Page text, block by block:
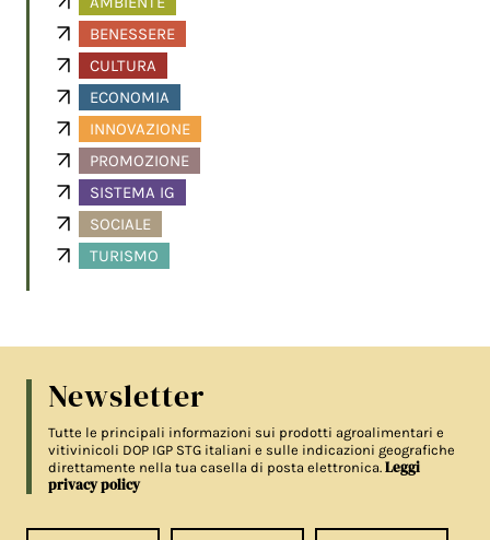
BENESSERE
CULTURA
ECONOMIA
INNOVAZIONE
PROMOZIONE
SISTEMA IG
SOCIALE
TURISMO
Newsletter
Tutte le principali informazioni sui prodotti agroalimentari e
vitivinicoli DOP IGP STG italiani e sulle indicazioni geografiche
direttamente nella tua casella di posta elettronica.Leggi
privacy policy